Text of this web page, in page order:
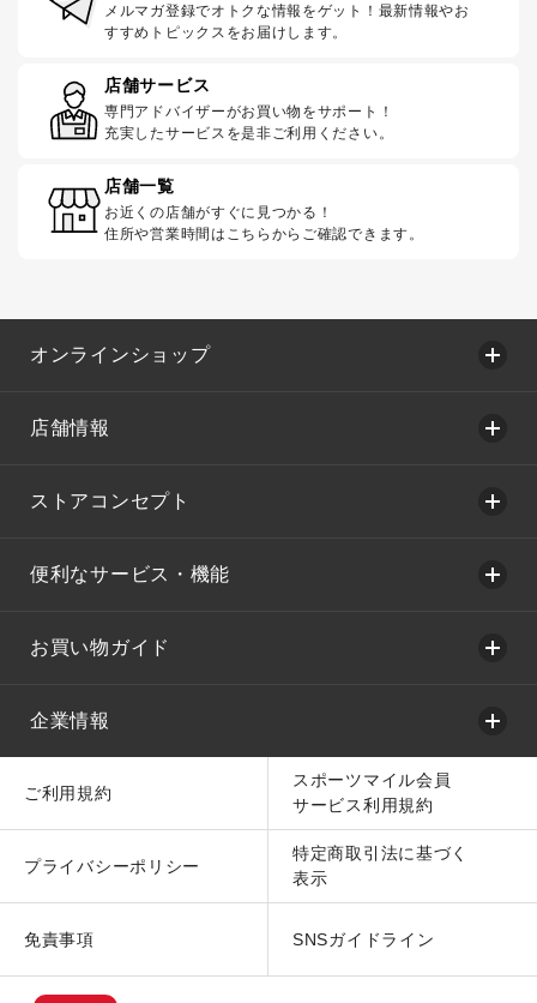
メルマガ登録でオトクな情報をゲット！最新情報やお
すすめトピックスをお届けします。
店舗サービス
専門アドバイザーがお買い物をサポート！
充実したサービスを是非ご利用ください。
店舗一覧
お近くの店舗がすぐに見つかる！
住所や営業時間はこちらからご確認できます。
オンラインショップ
店舗情報
ストアコンセプト
便利なサービス・機能
お買い物ガイド
企業情報
ご利用規約
スポーツマイル会員
サービス利用規約
プライバシーポリシー
特定商取引法に基づく
表示
免責事項 SNSガイドライン